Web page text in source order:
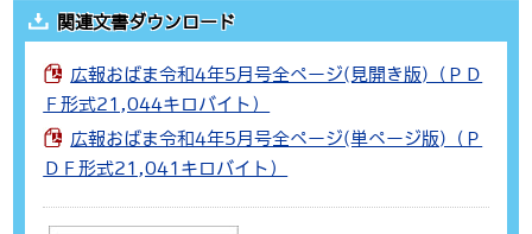
関連文書ダウンロード
広報おばま令和4年5月号全ページ(見開き版)（ＰＤ
Ｆ形式21,044キロバイト）
広報おばま令和4年5月号全ページ(単ページ版)（Ｐ
ＤＦ形式21,041キロバイト）